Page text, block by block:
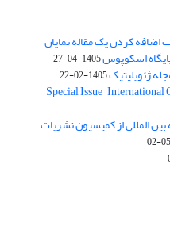
کردن یک مقاله نمایان
اسکوپوس1405-04-27
ژئوپلیتیک1405-02-22
Special Issue –
المللی از کمیسیون نشریات